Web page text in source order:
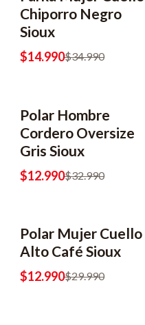
Chiporro Negro
Sioux
$14.990$34.990
-61% OFF
Polar Hombre
Cordero Oversize
Gris Sioux
$12.990$32.990
-57% OFF
Polar Mujer Cuello
Alto Café Sioux
$12.990$29.990